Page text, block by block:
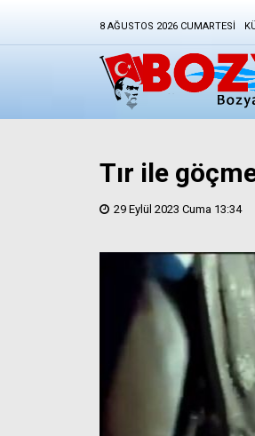
8 AĞUSTOS 2026 CUMARTESI
Tır ile
29 Eylül 2023 Cuma 13:34